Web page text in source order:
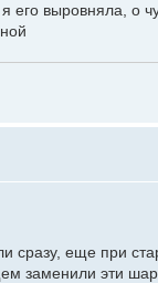
его выровняла, о
сразу, еще при
заменили эти